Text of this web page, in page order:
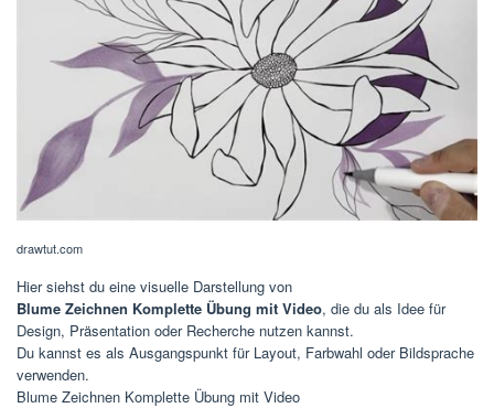
drawtut.com
Hier siehst du eine visuelle Darstellung von
Blume Zeichnen Komplette Übung mit Video, die du als Idee für
Design, Präsentation oder Recherche nutzen kannst.
Du kannst es als Ausgangspunkt für Layout, Farbwahl oder Bildsprache
verwenden.
Blume Zeichnen Komplette Übung mit Video